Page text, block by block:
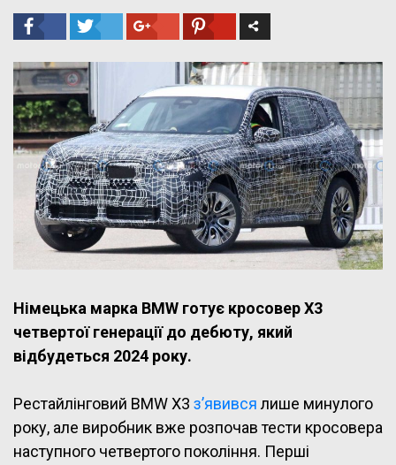
Німецька марка BMW готує кросовер X3
четвертої генерації до дебюту, який
відбудеться 2024 року.
Рестайлінговий BMW X3 з’явивсялише минулого
року, але виробник вже розпочав тести кросовера
наступного четвертого покоління. Перші